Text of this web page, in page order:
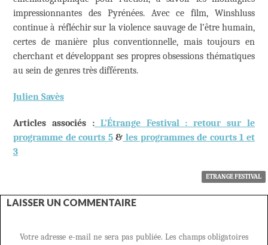
impressionnantes des Pyrénées. Avec ce film, Winshluss
continue à réfléchir sur la violence sauvage de l’être humain,
certes de manière plus conventionnelle, mais toujours en
cherchant et développant ses propres obsessions thématiques
au sein de genres très différents.
Julien Savès
Articles associés :L’Étrange Festival : retour sur le
programme de courts 5 & les programmes de courts 1 et
3
ETRANGE FESTIVAL
LAISSER UN COMMENTAIRE
Votre adresse e-mail ne sera pas publiée. Les champs obligatoires